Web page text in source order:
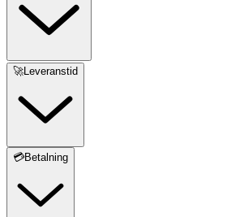
🚀Leveranstid
💳Betalning